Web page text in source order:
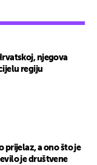
njegova
regiju
prijelaz, a ono što je
je društvene